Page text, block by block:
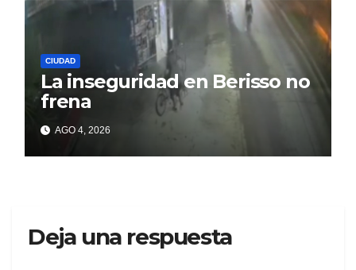
CIUDAD
La inseguridad en Berisso no
frena
AGO 4, 2026
Deja una respuesta